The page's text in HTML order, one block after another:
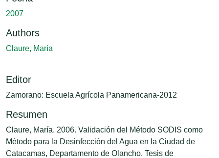
2007
Authors
Claure, María
Editor
Zamorano: Escuela Agrícola Panamericana-2012
Resumen
Claure, María. 2006. Validación del Método SODIS como
Método para la Desinfección del Agua en la Ciudad de
Catacamas, Departamento de Olancho. Tesis de